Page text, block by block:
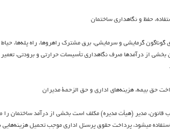
حفظ و نگاهداري ساختمان
گوناگون گرمايشي و سرمايشي، برق مشترك راهروها، راه پله‌ها،
بخشي از درآمدها صرف نگاهداري تأسيسات حرارتي و برودتي،
حق بيمه، هزينه‌هاي اداري و حق الزحمة مديران
قانون، مدير (هيأت مديره) مكلف است بخشي از درآمد ساختمان را
ميشود، پرداخت حقوق پرسنل اداري موجب تحميل